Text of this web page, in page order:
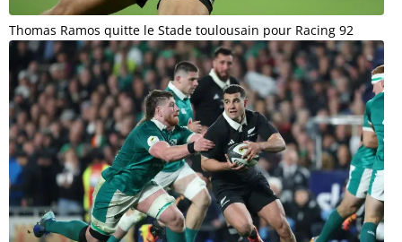
Thomas Ramos quitte le Stade toulousain pour Racing 92